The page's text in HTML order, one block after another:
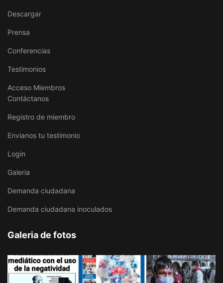
Descargar
Prensa
Conferencias
Testimonios
Acceso Miembros
Contáctanos
Registro de miembro
Envianos tu testimonio
Login
Galeria
Demanda ciudadana
Demanda ciudadana inoculados
Galeria de fotos